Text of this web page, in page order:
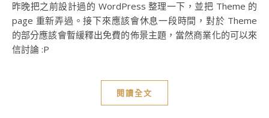
昨晚把之前設計過的 WordPress 整理一下，並把 Theme 的
page 重新弄過。接下來應該會休息一段時間，對於 Theme
的部分應該會暫緩釋出免費的佈景主題，當然商業化的可以來
信討論 :P
閱讀全文